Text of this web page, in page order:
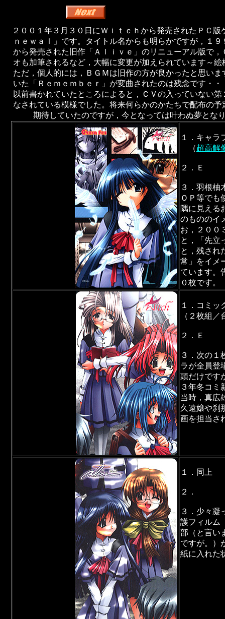
２００１年３月３０日にＷｉｔｃｈから発売されたＰＣ版
ｎｅｗａｌ」です。タイトル名からも明らかですが，１
から発売された旧作「Ａｌｉｖｅ」のリニューアル版で
オも加筆されるなど，大幅に変更が加えられています～
ただ，個人的には，ＢＧＭは旧作の方が良かったと思い
いた「Ｒｅｍｅｍｂｅｒ」が変曲されたのは残念です・
以前書かれていたところによると，ＣＶの入っていない
なされている模様でした。将来何らかのかたちで配布の
期待していたのですが，今となっては叶わぬ夢とな
１．キャラ
（超高解
２．Ｅ
３．羽根柚
ＯＰ等でも
隅に見える
のもののイ
お，２００
と，「先立
と，残され
常」をイメ
ています。
０枚です。
１．コミッ
（２枚組／
２．Ｅ
３．次の１
ラが全員登
頭だけです
３年冬コミ
当時，真広
久遠嬢や刹
画を担当さ
１．同上
２．
３．少々凝
護フィルム
部（と言い
ですが。）
紙に入れた